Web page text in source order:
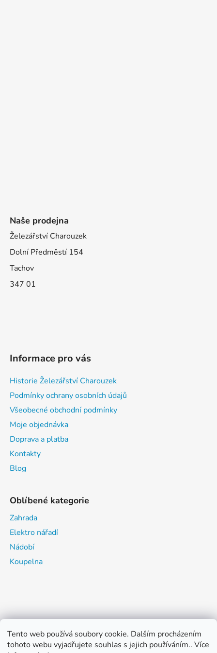
Tento web používá soubory cookie. Dalším procházením
tohoto webu vyjadřujete souhlas s jejich používáním.. Více
Naše prodejna
Železářství Charouzek
Dolní Předměstí 154
Tachov
347 01
Informace pro vás
Historie Železářství Charouzek
Podmínky ochrany osobních údajů
Všeobecné obchodní podmínky
Moje objednávka
Doprava a platba
Kontakty
Blog
Oblíbené kategorie
Zahrada
Elektro nářadí
Nádobí
Koupelna